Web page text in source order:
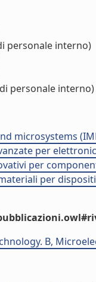
personale interno)
personale interno)
microsystems
per
per
per
B,